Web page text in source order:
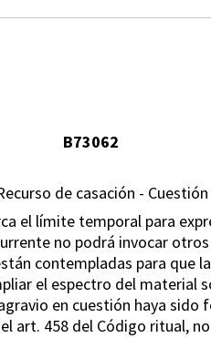
B73062
de casación -
el límite temporal para
no podrá invocar
contempladas para que
el espectro del material
en cuestión haya sido
art. 458 del Código ritual,